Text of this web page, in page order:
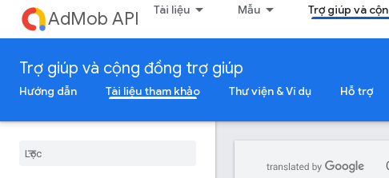
AdMob API Tài liệu Mẫu Trợ giúp và
Trợ giúp và cộng đồng trợ giúp
Hướng dẫn Tài liệu tham khảo Thư viện & Ví dụ Hỗ trợ